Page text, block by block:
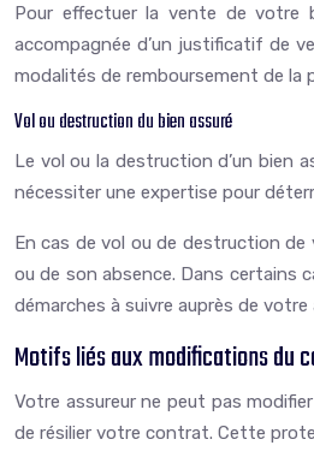
Pour effectuer la vente de votre
accompagnée d’un justificatif de
modalités de remboursement de la
Vol ou destruction du bien assuré
Le vol ou la destruction d’un bien
nécessiter une expertise pour
En cas de vol ou de destruction de
ou de son absence. Dans certains
démarches à suivre auprès de votre
Motifs liés aux modifications du
Votre assureur ne peut pas
de résilier votre contrat. Cette